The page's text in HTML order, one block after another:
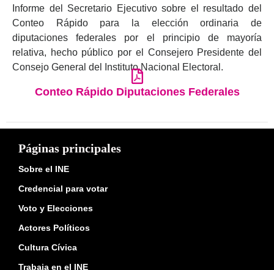
Informe del Secretario Ejecutivo sobre el resultado del
Conteo Rápido para la elección ordinaria de
diputaciones federales por el principio de mayoría
relativa, hecho público por el Consejero Presidente del
Consejo General del Instituto Nacional Electoral.
Conteo Rápido Diputaciones Federales
Páginas principales
Sobre el INE
Credencial para votar
Voto y Elecciones
Actores Políticos
Cultura Cívica
Trabaja en el INE